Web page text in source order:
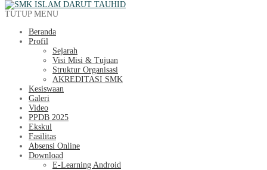
TUTUP MENU
Beranda
Profil
Sejarah
Visi Misi & Tujuan
Struktur Organisasi
AKREDITASI SMK
Kesiswaan
Galeri
Video
PPDB 2025
Ekskul
Fasilitas
Absensi Online
Download
E-Learning Android